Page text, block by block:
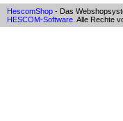
HescomShop - Das
HESCOM-Software . Alle Rechte